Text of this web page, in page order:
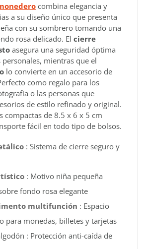
combina elegancia y
a su diseño único que presenta
con su sombrero tomando una
rosa delicado. El cierre
asegura una seguridad óptima
personales, mientras que el
lo convierte en un accesorio de
como regalo para los
o las personas que
de estilo refinado y original.
compactas de 8.5 x 6 x 5 cm
fácil en todo tipo de bolsos.
: Sistema de cierre seguro y
: Motivo niña pequeña
fondo rosa elegante
multifunción : Espacio
para monedas, billetes y tarjetas
: Protección anti-caída de